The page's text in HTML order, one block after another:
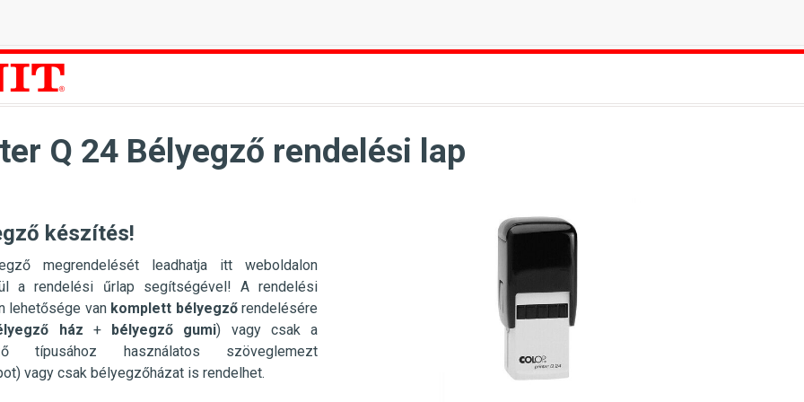
Q 24 Bélyegző rendelési lap
készítés!
megrendelését leadhatja itt weboldalon
a rendelési űrlap segítségével! A rendelési
lehetősége van komplett bélyegzőrendelésére
ház + bélyegző gumi) vagy csak a
típusához használatos szöveglemezt
vagy csak bélyegzőházat is rendelhet.